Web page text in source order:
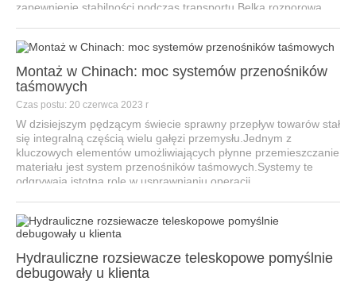
zapewnienie stabilności podczas transportu.Belka rozporowa,
Montaż w Chinach: moc systemów przenośników
taśmowych
Czas postu: 20 czerwca 2023 r
W dzisiejszym pędzącym świecie sprawny przepływ towarów stał
się integralną częścią wielu gałęzi przemysłu.Jednym z
kluczowych elementów umożliwiających płynne przemieszczanie
materiału jest system przenośników taśmowych.Systemy te
odgrywają istotną rolę w usprawnianiu operacji...
Hydrauliczne rozsiewacze teleskopowe pomyślnie
debugowały u klienta